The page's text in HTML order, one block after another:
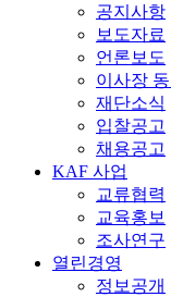
공지사항
보도자료
언론보도
이사장
재단소식
입찰공고
채용공고
KAF 사업
교류협력
교육홍보
조사연구
열린경영
정보공개